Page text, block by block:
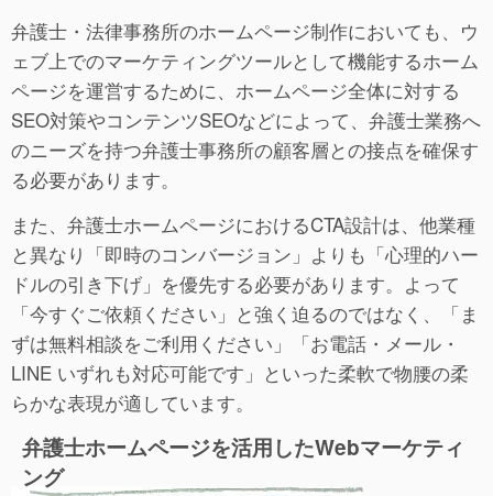
弁護士・法律事務所のホームページ制作においても、ウ
ェブ上でのマーケティングツールとして機能するホーム
ページを運営するために、ホームページ全体に対する
SEO対策やコンテンツSEOなどによって、弁護士業務へ
のニーズを持つ弁護士事務所の顧客層との接点を確保す
る必要があります。
また、弁護士ホームページにおけるCTA設計は、他業種
と異なり「即時のコンバージョン」よりも「心理的ハー
ドルの引き下げ」を優先する必要があります。よって
「今すぐご依頼ください」と強く迫るのではなく、「ま
ずは無料相談をご利用ください」「お電話・メール・
LINE いずれも対応可能です」といった柔軟で物腰の柔
らかな表現が適しています。
弁護士ホームページを活用したWebマーケティ
ング